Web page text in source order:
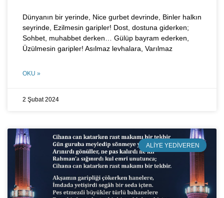
Dünyanın bir yerinde, Nice gurbet devrinde, Binler halkın
seyrinde, Ezilmesin garipler! Dost, dostuna giderken;
Sohbet, muhabbet derken… Gülüp bayram ederken,
Üzülmesin garipler! Asılmaz levhalara, Varılmaz
OKU »
2 Şubat 2024
ALIYE YEDIVEREN